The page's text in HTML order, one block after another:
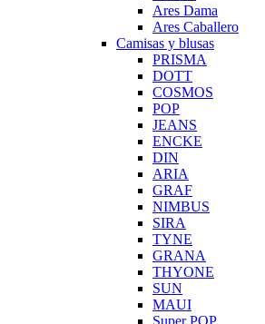
Ares Dama
Ares Caballero
Camisas y blusas
PRISMA
DOTT
COSMOS
POP
JEANS
ENCKE
DIN
ARIA
GRAF
NIMBUS
SIRA
TYNE
GRANA
THYONE
SUN
MAUI
Super POP